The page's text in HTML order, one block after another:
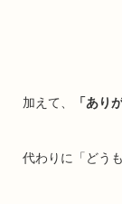
加えて、 「あり
代わりに「どう